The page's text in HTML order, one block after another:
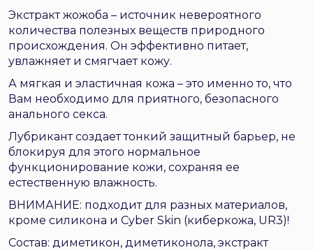
Экстракт жожоба – источник невероятного
количества полезных веществ природного
происхождения. Он эффективно питает,
увлажняет и смягчает кожу.
А мягкая и эластичная кожа – это именно то, что
Вам необходимо для приятного, безопасного
анального секса.
Лубрикант создает тонкий защитный барьер, не
блокируя для этого нормальное
функционирование кожи, сохраняя ее
естественную влажность.
ВНИМАНИЕ: подходит для разных материалов,
кроме силикона и Cyber Skin (киберкожа, UR3)!
Состав: диметикон, диметиконола, экстракт